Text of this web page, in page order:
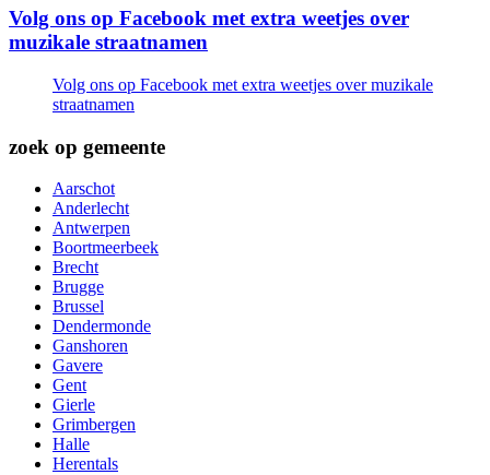
Volg ons op Facebook met extra weetjes over
muzikale straatnamen
Volg ons op Facebook met extra weetjes over muzikale
straatnamen
zoek op gemeente
Aarschot
Anderlecht
Antwerpen
Boortmeerbeek
Brecht
Brugge
Brussel
Dendermonde
Ganshoren
Gavere
Gent
Gierle
Grimbergen
Halle
Herentals